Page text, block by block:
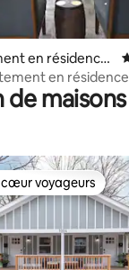
base de 635
en résidence
en
de
cœur voyageurs
voyageurs